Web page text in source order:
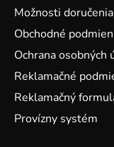
Možnosti doručenia
Obchodné
Ochrana osobných
Reklamačné
Reklamačný
Provízny systém